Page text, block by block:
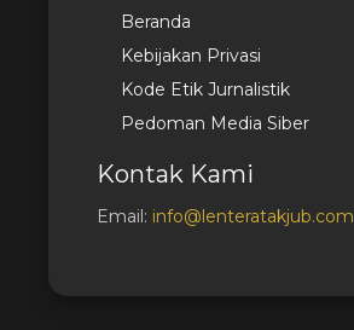
Beranda
Kebijakan Privasi
Kode Etik Jurnalistik
Pedoman Media Siber
Kontak Kami
Email: info@lenteratakjub.com